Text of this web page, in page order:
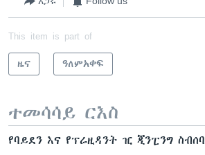
This item is part of
ዜና ዓለምአቀፍ
ተመሳሳይ ርእስ
የባይደን እና የፕሬዚዳንት ዢ ጂንፒንግ ስብሰባ